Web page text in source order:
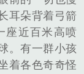
耳朵背着弓箭
座近百米高喷
。有一群小孩
着各色奇奇怪